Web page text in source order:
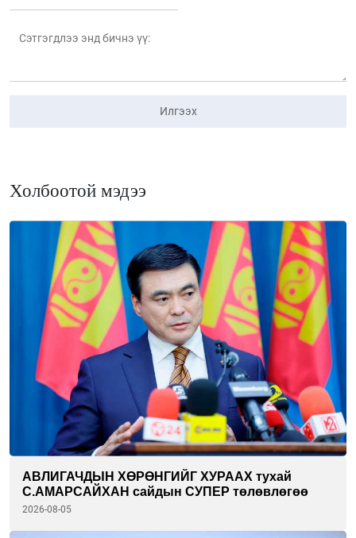
Илгээх
Холбоотой мэдээ
АВЛИГАЧДЫН ХӨРӨНГИЙГ ХУРААХ тухай
С.АМАРСАЙХАН сайдын СУПЕР төлөвлөгөө
2026-08-05